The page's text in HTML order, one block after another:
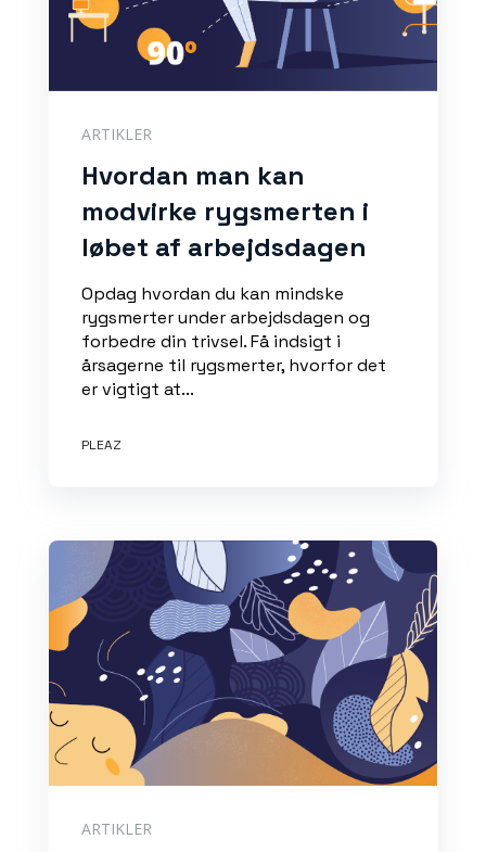
ARTIKLER
Hvordan man kan
modvirke rygsmerten i
løbet af arbejdsdagen
Opdag hvordan du kan mindske
rygsmerter under arbejdsdagen og
forbedre din trivsel. Få indsigt i
årsagerne til rygsmerter, hvorfor det
er vigtigt at...
PLEAZ
ARTIKLER